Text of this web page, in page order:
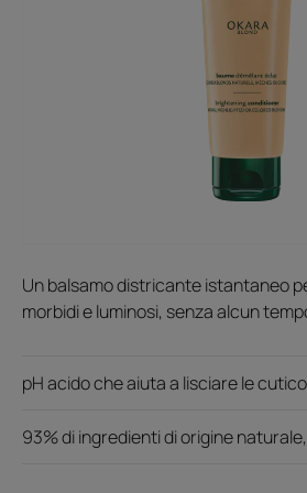
Un balsamo districante istantaneo
morbidi e luminosi, senza alcun
pH acido che aiuta a lisciare le
93% di ingredienti di origine